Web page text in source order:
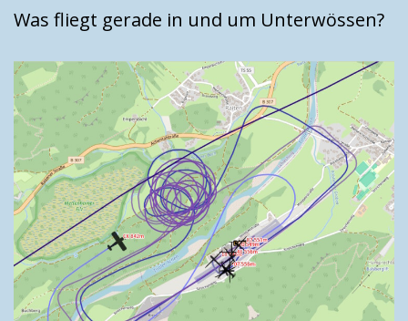
Was fliegt gerade in und um Unterwössen?